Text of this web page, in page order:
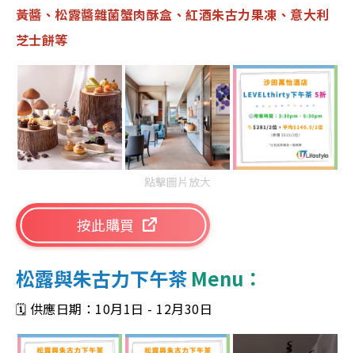
黃醬、松露醬雜菌蟹肉酥盒、紅酒朱古力果凍、意大利
芝士餅等
點擊圖片放大
按此購買
松露與朱古力下午茶 Menu：
🗓️ 供應日期：10月1日 - 12月30日